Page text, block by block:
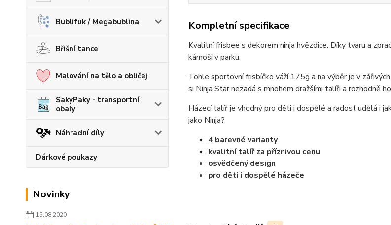
Bublifuk / Megabublina
Břišní tance
Malování na tělo a obličej
SakyPaky - transportní
obaly
Náhradní díly
Dárkové poukazy
Novinky
15.08.2020
Kompletní specifikace
Kvalitní frisbee s dekorem ninja hvězdice. Díky tvaru a
kámoši v parku.
Tohle sportovní frisbíčko váží 175g a na výběr je v
si Ninja Star nezadá s mnohem dražšími talíři a rozhodně
Házecí talíř je vhodný pro děti i dospělé a radost udělá i
jako Ninja?
4 barevné varianty
kvalitní talíř za příznivou cenu
osvědčený design
pro děti i dospělé házeče